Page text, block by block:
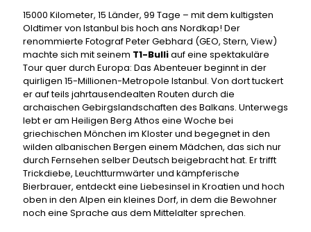
15000 Kilometer, 15 Länder, 99 Tage – mit dem kultigsten
Oldtimer von Istanbul bis hoch ans Nordkap! Der
renommierte Fotograf Peter Gebhard (GEO, Stern, View)
machte sich mit seinem T1-Bulliauf eine spektakuläre
Tour quer durch Europa: Das Abenteuer beginnt in der
quirligen 15-Millionen-Metropole Istanbul. Von dort tuckert
er auf teils jahrtausendealten Routen durch die
archaischen Gebirgslandschaften des Balkans. Unterwegs
lebt er am Heiligen Berg Athos eine Woche bei
griechischen Mönchen im Kloster und begegnet in den
wilden albanischen Bergen einem Mädchen, das sich nur
durch Fernsehen selber Deutsch beigebracht hat. Er trifft
Trickdiebe, Leuchtturmwärter und kämpferische
Bierbrauer, entdeckt eine Liebesinsel in Kroatien und hoch
oben in den Alpen ein kleines Dorf, in dem die Bewohner
noch eine Sprache aus dem Mittelalter sprechen.